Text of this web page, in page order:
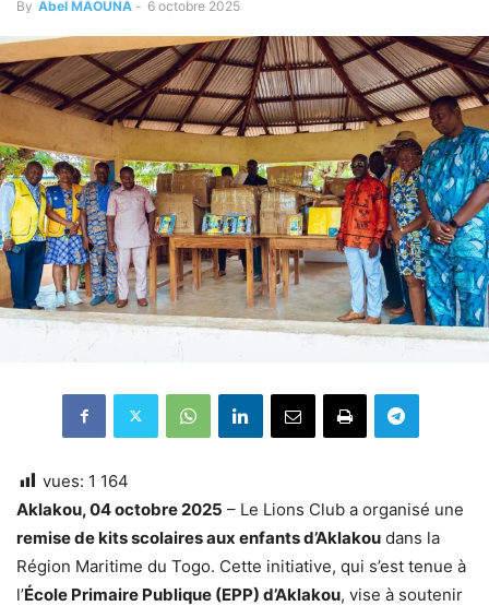
By Abel MAOUNA - 6 octobre 2025
vues: 1 164
Aklakou, 04 octobre 2025 – Le Lions Club a organisé une
remise de kits scolaires aux enfants d’Aklakou dans la
Région Maritime du Togo. Cette initiative, qui s’est tenue à
l’École Primaire Publique (EPP) d’Aklakou, vise à soutenir